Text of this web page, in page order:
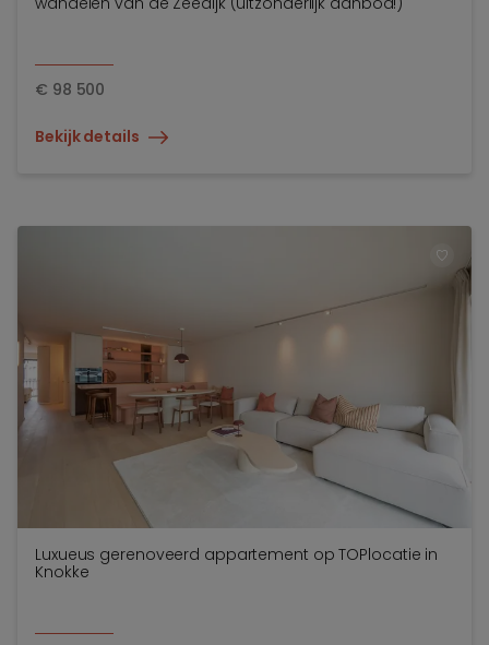
€ 98 500
Bekijk details
Luxueus gerenoveerd appartement op TOPlocatie in
Knokke